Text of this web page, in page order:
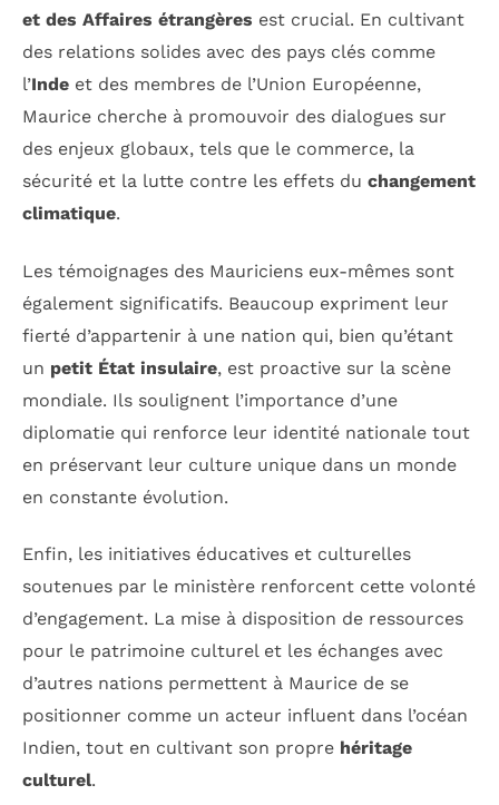
et des Affaires étrangères est crucial. En cultivant
des relations solides avec des pays clés comme
l’Inde et des membres de l’Union Européenne,
Maurice cherche à promouvoir des dialogues sur
des enjeux globaux, tels que le commerce, la
sécurité et la lutte contre les effets du changement
climatique.
Les témoignages des Mauriciens eux-mêmes sont
également significatifs. Beaucoup expriment leur
fierté d’appartenir à une nation qui, bien qu’étant
un petit État insulaire, est proactive sur la scène
mondiale. Ils soulignent l’importance d’une
diplomatie qui renforce leur identité nationale tout
en préservant leur culture unique dans un monde
en constante évolution.
Enfin, les initiatives éducatives et culturelles
soutenues par le ministère renforcent cette volonté
d’engagement. La mise à disposition de ressources
pour le patrimoine culturel et les échanges avec
d’autres nations permettent à Maurice de se
positionner comme un acteur influent dans l’océan
Indien, tout en cultivant son propre héritage
culturel.